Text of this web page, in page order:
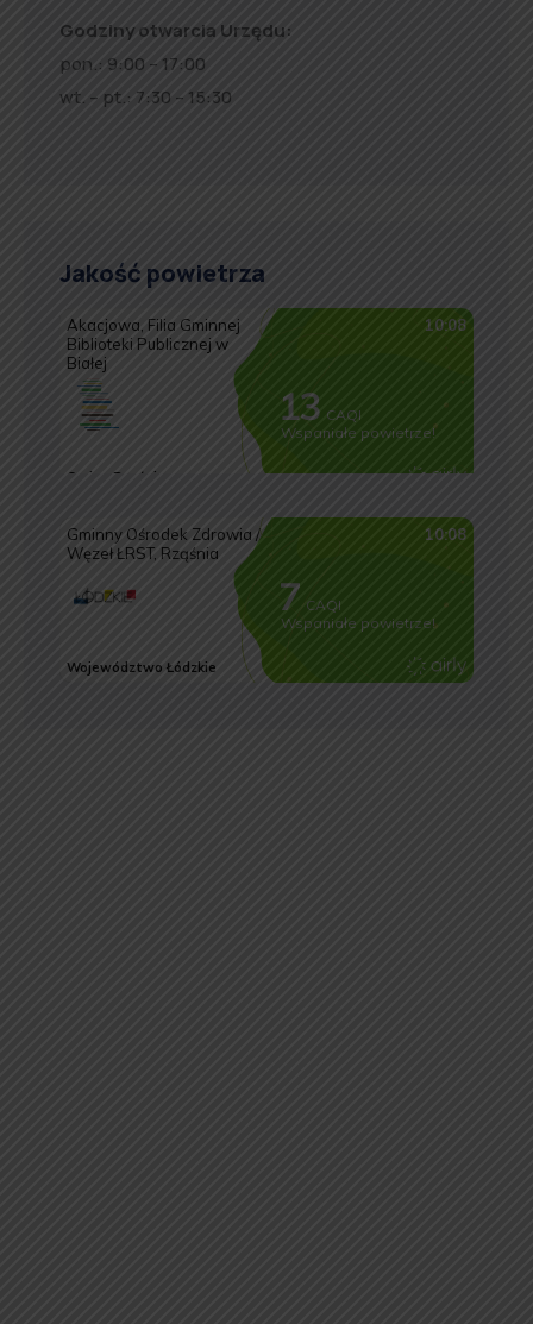
Godziny otwarcia Urzędu:
pon.: 9:00 – 17:00
wt. – pt.: 7:30 – 15:30
Jakość powietrza